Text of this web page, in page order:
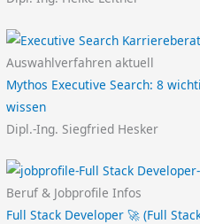
Auswahlverfahren aktuell
Mythos Executive Search: 8
wissen
Dipl.-Ing. Siegfried Hesker
Beruf & Jobprofile Infos
Full Stack Developer 🚀 (Full